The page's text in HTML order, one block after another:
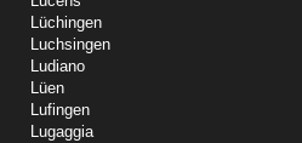
Lüchingen
Luchsingen
Ludiano
Lüen
Lufingen
Lugaggia